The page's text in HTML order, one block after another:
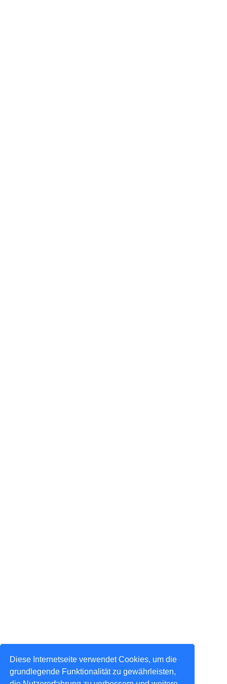
Diese Internetseite verwendet Cookies, um die
grundlegende Funktionalität zu gewährleisten,